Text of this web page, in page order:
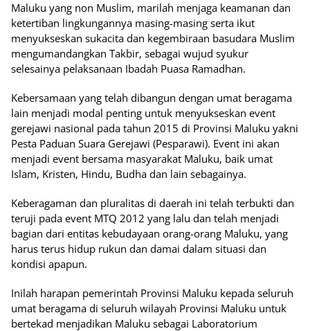
Maluku yang non Muslim, marilah menjaga keamanan dan
ketertiban lingkungannya masing-masing serta ikut
menyukseskan sukacita dan kegembiraan basudara Muslim
mengumandangkan Takbir, sebagai wujud syukur
selesainya pelaksanaan Ibadah Puasa Ramadhan.
Kebersamaan yang telah dibangun dengan umat beragama
lain menjadi modal penting untuk menyukseskan event
gerejawi nasional pada tahun 2015 di Provinsi Maluku yakni
Pesta Paduan Suara Gerejawi (Pesparawi). Event ini akan
menjadi event bersama masyarakat Maluku, baik umat
Islam, Kristen, Hindu, Budha dan lain sebagainya.
Keberagaman dan pluralitas di daerah ini telah terbukti dan
teruji pada event MTQ 2012 yang lalu dan telah menjadi
bagian dari entitas kebudayaan orang-orang Maluku, yang
harus terus hidup rukun dan damai dalam situasi dan
kondisi apapun.
Inilah harapan pemerintah Provinsi Maluku kepada seluruh
umat beragama di seluruh wilayah Provinsi Maluku untuk
bertekad menjadikan Maluku sebagai Laboratorium